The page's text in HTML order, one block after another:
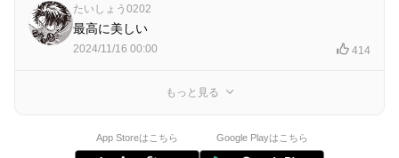
たいしょう0202
最高に美しい
2024/11/16 00:00 414
もっと見る
App Storeはこちら Google Playはこちら